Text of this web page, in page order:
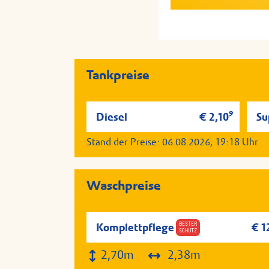
Serviervorschlag;
Serviervorschlag;
Tankpreise
Diesel € 2,109
Stand der Preise: 06.08.2026, 19:18 Uhr
Waschpreise
Komplettpflege
BESTER
SCHUTZ
€
2,70m 2,38m